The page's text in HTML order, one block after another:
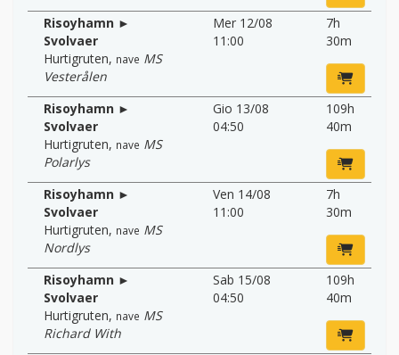
Risoyhamn ►
Svolvaer
Hurtigruten, nave MS
Vesterålen
Mer 12/08
11:00
7h
30m
Risoyhamn ►
Svolvaer
Hurtigruten, nave MS
Polarlys
Gio 13/08
04:50
109h
40m
Risoyhamn ►
Svolvaer
Hurtigruten, nave MS
Nordlys
Ven 14/08
11:00
7h
30m
Risoyhamn ►
Svolvaer
Hurtigruten, nave MS
Richard With
Sab 15/08
04:50
109h
40m